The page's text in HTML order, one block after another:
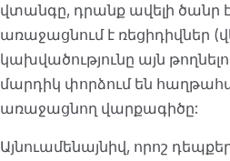
վտանգը, դրանք ավելի ծանր
առաջացնում է ռեցիդիվներ
կախվածությունը այն
մարդիկ փորձում են
առաջացնող վարքագիծը:
Այնուամենայնիվ, որոշ